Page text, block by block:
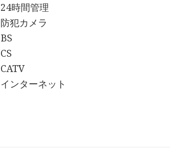
24時間管理
防犯カメラ
BS
CS
CATV
インターネット